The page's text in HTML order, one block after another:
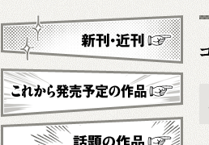
新刊・近刊
これから発売予定